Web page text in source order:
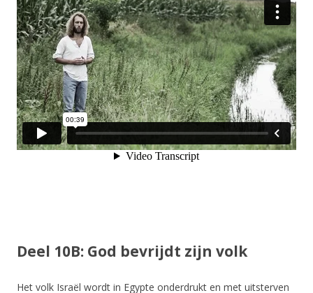
Deel 10B: God bevrijdt zijn volk
Het volk Israël wordt in Egypte onderdrukt en met uitsterven